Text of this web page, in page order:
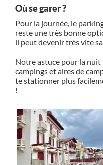
Où se garer ?
Pour la journée, le
reste une très bonne
il peut devenir très vite
Notre astuce pour la nuit
campings et aires de
te stationner plus
!